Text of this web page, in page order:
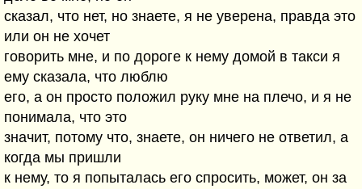
сказал, что нет, но знаете, я не уверена, правда это
или он не хочет
говорить мне, и по дороге к нему домой в такси я
ему сказала, что люблю
его, а он просто положил руку мне на плечо, и я не
понимала, что это
значит, потому что, знаете, он ничего не ответил, а
когда мы пришли
к нему, то я попыталась его спросить, может, он за